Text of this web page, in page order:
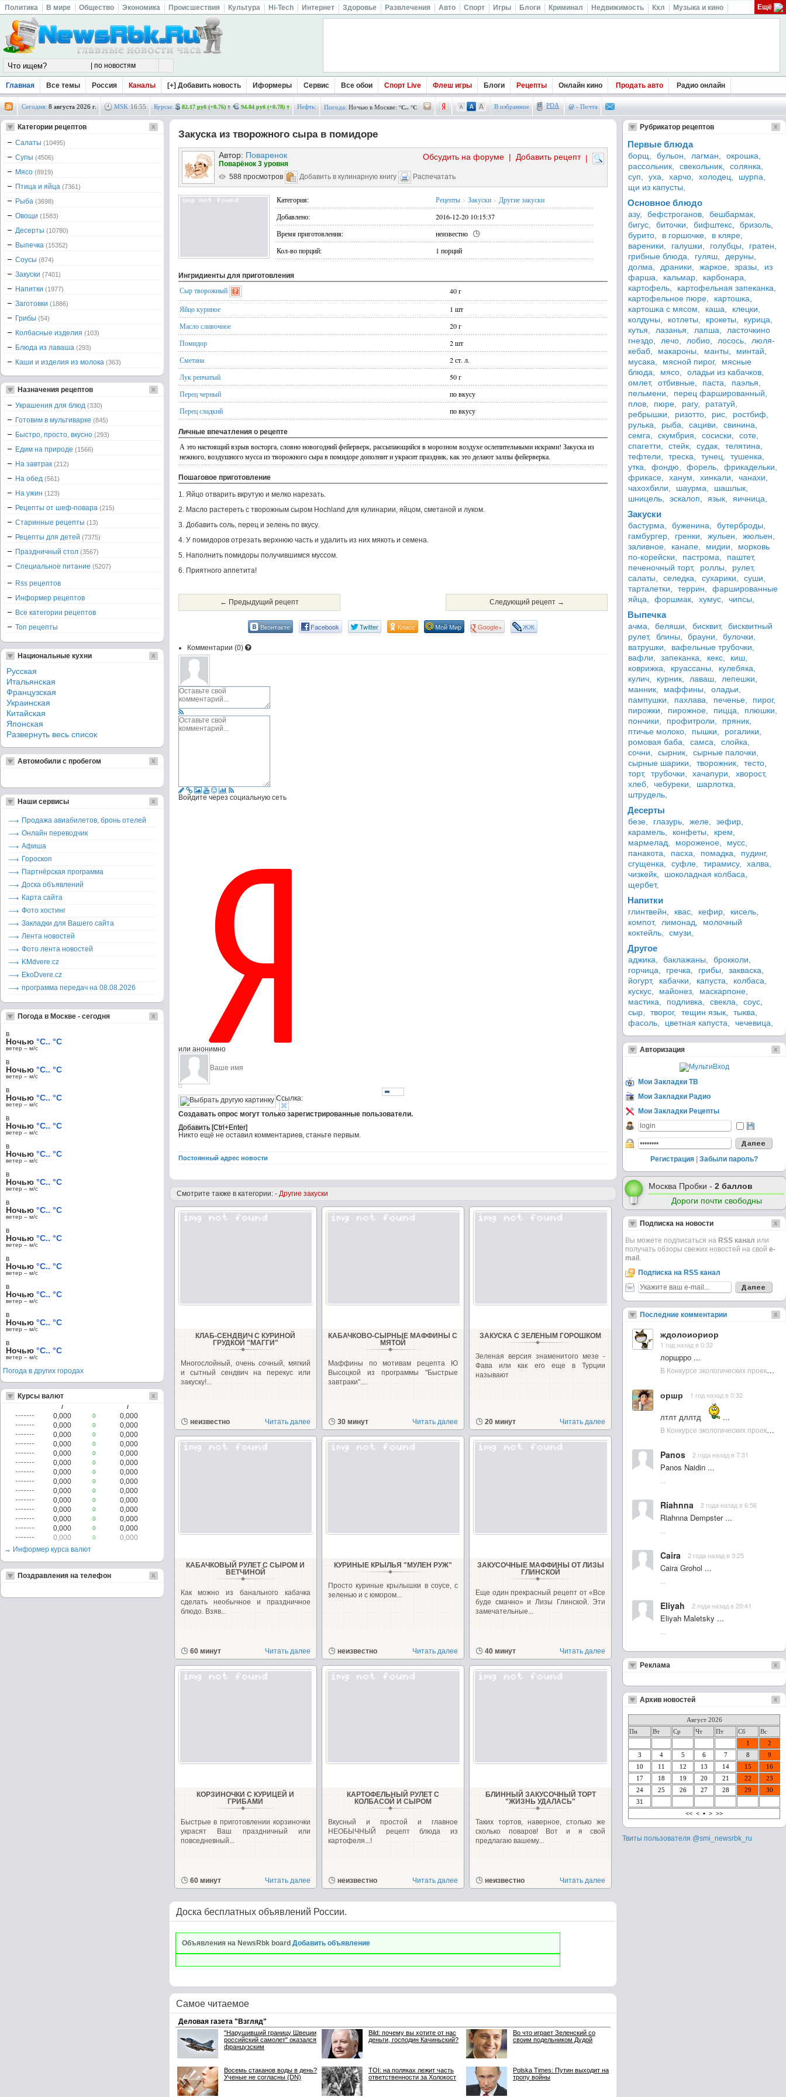
Политика В мире Общество Экономика Происшествия Культура Hi-Tech Интернет Здоровье Развлечения Авто Спорт Игры Блоги Криминал Недвижимость Кхл Музыка и кино Ещё
Главная Все темы Россия Каналы [+] Добавить новость Иформеры Сервис Все обои Спорт Live Флеш игры Блоги Рецепты Онлайн кино Продать авто Радио онлайн
Сегодня: 8 августа 2026 г. MSK 16:55 Курсы: 82.17 руб (+0.76) 94.84 руб (+0.78) Нефть: Погода: Ночью в Москве: °C.. °C В избранное PDA @ - Почта
Закуска из творожного сыра в помидоре
Автор: Поваренок |
Добавить рецепт
|
Обсудить на форуме
Поварёнок 3 уровня
588 просмотров
Добавить в кулинарную книгу Распечатать
Категория: Рецепты > Закуски > Другие закуски
Добавлено:
2016-12-20 10:15:37
Время приготовления:
неизвестно
Кол-во порций:
1 порций
Ингридиенты для приготовления
Сыр творожный
40 г
Яйцо куриное
1 шт
Масло сливочное
20 г
Помидор
2 шт
Сметана
2 ст. л.
Лук репчатый
50 г
Перец черный
по вкусу
Перец сладкий
по вкусу
Личные впечатления о рецепте
А это настоящий взрыв восторга, словно новогодний фейерверк, рассыпающийся в морозном воздухе ослепительными искрами! Закуска из
нежного, воздушного мусса из творожного сыра в помидоре дополнит и украсит праздник, как это делают залпы фейерверка.
Пошаговое приготовление
1. Яйцо отварить вкрутую и мелко нарезать.
2. Масло растереть с творожным сыром Hochland для кулинарии, яйцом, сметаной и луком.
3. Добавить соль, перец и зелень по вкусу.
4. У помидоров отрезать верхнюю часть и удалить из них мякоть и семена.
5. Наполнить помидоры получившимся муссом.
6. Приятного аппетита!
← Предыдущий рецепт Следующий рецепт →
Вконтакте Facebook Twitter Класс Мой Мир Google+ ЖЖ
Комментарии (0)
Войдите через социальную сеть
или анонимно
Ссылка:
Создавать опрос могут только зарегистрированные пользователи.
Никто ещё не оставил комментариев, станьте первым.
Постоянный адрес новости
Смотрите также в категории: -Другие закуски
КЛАБ-СЕНДВИЧ С КУРИНОЙ
ГРУДКОЙ "МАГГИ"
Многослойный, очень сочный, мягкий
и сытный сендвич на перекус или
закуску!...
неизвестно Читать далее
КАБАЧКОВО-СЫРНЫЕ МАФФИНЫ С
МЯТОЙ
Маффины по мотивам рецепта Ю
Высоцкой из программы "Быстрые
завтраки"....
30 минут Читать далее
ЗАКУСКА С ЗЕЛЕНЫМ ГОРОШКОМ
Зеленая версия знаменитого мезе -
Фава или как его еще в Турции
называют
20 минут Читать далее
КАБАЧКОВЫЙ РУЛЕТ С СЫРОМ И
ВЕТЧИНОЙ
Как можно из банального кабачка
сделать необычное и праздничное
блюдо. Взяв...
60 минут Читать далее
КУРИНЫЕ КРЫЛЬЯ "МУЛЕН РУЖ"
Просто куриные крылышки в соусе, с
зеленью и с юмором...
неизвестно Читать далее
ЗАКУСОЧНЫЕ МАФФИНЫ ОТ ЛИЗЫ
ГЛИНСКОЙ
Еще один прекрасный рецепт от «Все
буде смачно» и Лизы Глинской. Эти
замечательные...
40 минут Читать далее
КОРЗИНОЧКИ С КУРИЦЕЙ И
ГРИБАМИ
Быстрые в приготовлении корзиночки
украсят Ваш праздничный или
повседневный...
60 минут Читать далее
КАРТОФЕЛЬНЫЙ РУЛЕТ С
КОЛБАСОЙ И СЫРОМ
Вкусный и простой и главное
НЕОБЫЧНЫЙ рецепт блюда из
картофеля...!
неизвестно Читать далее
БЛИННЫЙ ЗАКУСОЧНЫЙ ТОРТ
"ЖИЗНЬ УДАЛАСЬ"
Таких тортов, наверное, столько же
сколько поваров! Вот и я свой
предлагаю вашему...
неизвестно Читать далее
Доска бесплатных объявлений России.
Объявления на NewsRbk board Добавить объявление
Самое читаемое
Категории рецептов
Салаты (10495)
Супы (4506)
Мясо (8919)
Птица и яйца (7361)
Рыба (3698)
Овощи (1583)
Десерты (10780)
Выпечка (15352)
Соусы (874)
Закуски (7401)
Напитки (1977)
Заготовки (1886)
Грибы (54)
Колбасные изделия (103)
Блюда из лаваша (293)
Каши и изделия из молока (363)
Назначения рецептов
Украшения для блюд (330)
Готовим в мультиварке (845)
Быстро, просто, вкусно (293)
Едим на природе (1566)
На завтрак (212)
На обед (561)
На ужин (123)
Рецепты от шеф-повара (215)
Старинные рецепты (13)
Рецепты для детей (7375)
Праздничный стол (3567)
Специальное питание (5207)
Rss рецептов
Информер рецептов
Все категории рецептов
Топ рецепты
Национальные кухни
Русская
Итальянская
Французская
Украинская
Китайская
Японская
Развернуть весь список
Автомобили с пробегом
Наши сервисы
Продажа авиабилетов, бронь отелей
Онлайн переводчик
Афиша
Гороскоп
Партнёрская программа
Доска объявлений
Карта сайта
Фото хостинг
Закладки для Вашего сайта
Лента новостей
Фото лента новостей
KMdvere.cz
EkoDvere.cz
программа передач на 08.08.2026
Погода в Москве - сегодня
в
Ночью °C.. °C
ветер – м/c
в
Ночью °C.. °C
ветер – м/c
в
Ночью °C.. °C
ветер – м/c
в
Ночью °C.. °C
ветер – м/c
в
Ночью °C.. °C
ветер – м/c
в
Ночью °C.. °C
ветер – м/c
в
Ночью °C.. °C
ветер – м/c
в
Ночью °C.. °C
ветер – м/c
в
Ночью °C.. °C
ветер – м/c
в
Ночью °C.. °C
ветер – м/c
в
Ночью °C.. °C
ветер – м/c
в
Ночью °C.. °C
ветер – м/c
Погода в других городах
Курсы валют
/ /
0,000 0
0,000
0,000
0
0,000
0,000
0
0,000
0,000
0
0,000
0,000
0
0,000
0,000
0
0,000
0,000
0
0,000
0,000
0
0,000
0,000
0
0,000
0,000
0
0,000
0,000
0
0,000
0,000
0
0,000
0,000
0
0,000
0,000
0
0,000
→ Информер курса валют
Поздравления на телефон
Рубрикатор рецептов
Первые блюда
борщ, бульон, лагман,
окрошка,
рассольник,
свекольник,
солянка,
суп,
уха, харчо, холодец,
шурпа,
щи из капусты,
Основное блюдо
азу, бефстроганов,
бешбармак,
бигус,
биточки, бифштекс,
бризоль,
бурито,
в горшочке,
в кляре,
вареники,
галушки, голубцы,
гратен,
грибные блюда,
гуляш,
деруны,
долма,
драники, жаркое, зразы,
из
фарша,
кальмар,
карбонара,
картофель,
картофельная запеканка,
картофельное пюре,
картошка,
картошка с мясом,
каша,
клецки,
колдуны,
котлеты, крокеты,
курица,
кутья,
лазанья, лапша,
ласточкино
гнездо,
лечо, лобио, лосось,
люля-
кебаб,
макароны, манты,
минтай,
мусака,
мясной пирог,
мясные
блюда,
мясо,
оладьи из кабачков,
омлет,
отбивные, паста,
паэлья,
пельмени,
перец фаршированный,
плов,
пюре, рагу,
рататуй,
ребрышки,
ризотто, рис,
ростбиф,
рулька,
рыба, сациви,
свинина,
семга,
скумбрия, сосиски,
соте,
спагетти,
стейк, судак,
телятина,
тефтели,
треска, тунец,
тушенка,
утка,
фондю, форель,
фрикадельки,
фрикасе,
ханум, хинкали,
чанахи,
чахохбили,
шаурма,
шашлык,
шницель,
эскалоп, язык, яичница,
Закуски
бастурма, буженина,
бутерброды,
гамбургер,
гренки, жульен,
жюльен,
заливное,
канапе, мидии,
морковь
по-корейски,
пастрома,
паштет,
печеночный торт,
роллы,
рулет,
салаты,
селедка, сухарики,
суши,
тарталетки,
террин,
фаршированные
яйца,
форшмак, хумус, чипсы,
Выпечка
ачма, беляши, бисквит,
бисквитный
рулет,
блины, брауни,
булочки,
ватрушки,
вафельные трубочки,
вафли,
запеканка, кекс,
киш,
коврижка,
круассаны,
кулебяка,
кулич,
курник, лаваш,
лепешки,
манник,
маффины,
оладьи,
пампушки,
пахлава, печенье,
пирог,
пирожки,
пирожное, пицца,
плюшки,
пончики,
профитроли,
пряник,
птичье молоко,
пышки,
рогалики,
ромовая баба,
самса,
слойка,
сочни,
сырник,
сырные палочки,
сырные шарики,
творожник,
тесто,
торт,
трубочки, хачапури,
хворост,
хлеб,
чебуреки,
шарлотка,
штрудель,
Десерты
безе, глазурь, желе,
зефир,
карамель,
конфеты,
крем,
мармелад,
мороженое,
мусс,
панакота,
пасха, помадка,
пудинг,
сгущенка,
суфле, тирамису,
халва,
чизкейк,
шоколадная колбаса,
щербет,
Напитки
глинтвейн, квас, кефир,
кисель,
компот,
лимонад,
молочный
коктейль,
смузи,
Другое
аджика, баклажаны,
брокколи,
горчица,
гречка, грибы,
закваска,
йогурт,
кабачки, капуста,
колбаса,
кускус,
майонез,
маскарпоне,
мастика,
подливка, свекла,
соус,
сыр,
творог, тещин язык,
тыква,
фасоль,
цветная капуста, чечевица,
Авторизация
Мои Закладки ТВ
Мои Закладки Радио
Мои Закладки Рецепты
Регистрация Забыли пароль?
Москва Пробки - 2 баллов
Дороги почти свободны
Подписка на новости
Вы можете подписаться на RSS канал или
получать обзоры свежих новостей на свой e-
mail .
Подписка на RSS канал
Последние комментарии
ждолоиориор
1 год назад в 0:32
лоршрро ...
В Конкурсе экологических проектов в Подмосковье активно участвовала молодежь :: NewsRbk.ru...
оршр 1 год назад в 0:32
лтлт дллтд
...
В Конкурсе экологических проектов в Подмосковье активно участвовала молодежь :: NewsRbk.ru...
Panos 2 года назад в 7:31
Panos Naidin ...
Riahnna 2 года назад в 6:56
Riahnna Dempster ...
Caira 2 года назад в 3:25
Caira Grohol ...
Eliyah 2 года назад в 20:41
Eliyah Maletsky ...
Реклама
Архив новостей
Август 2026
Пн
Вт Ср Чт Пт Сб
Вс
1
2
3
4 5 6 7 8
9
10
11 12 13 14 15
16
17
18 19 20 21 22
23
24
25 26 27 28 29
30
31
<< < • > >>
Твиты пользователя @smi_newsrbk_ru